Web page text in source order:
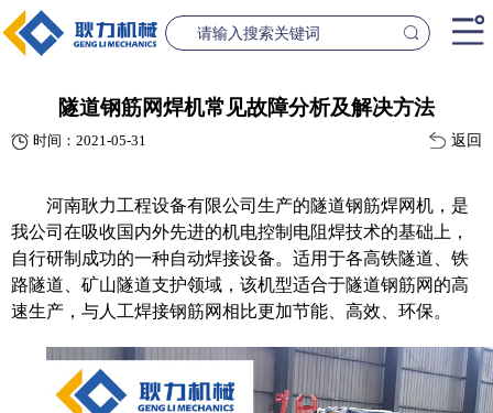
GL1500-2500数控钢筋笼滚焊机
查看更多
GL2300隧道网
查看更
首页
产品中心
案例中心
联系我们
新闻资讯
隧道钢筋网焊机常见故障分析及解决方法
时间：2021-05-31 返回
河南耿力工程设备有限公司生产的隧道钢筋焊网机，是
我公司在吸收国内外先进的机电控制电阻焊技术的基础上，
自行研制成功的一种自动焊接设备。适用于各高铁隧道、铁
路隧道、矿山隧道支护领域，该机型适合于隧道钢筋网的高
速生产，与人工焊接钢筋网相比更加节能、高效、环保。